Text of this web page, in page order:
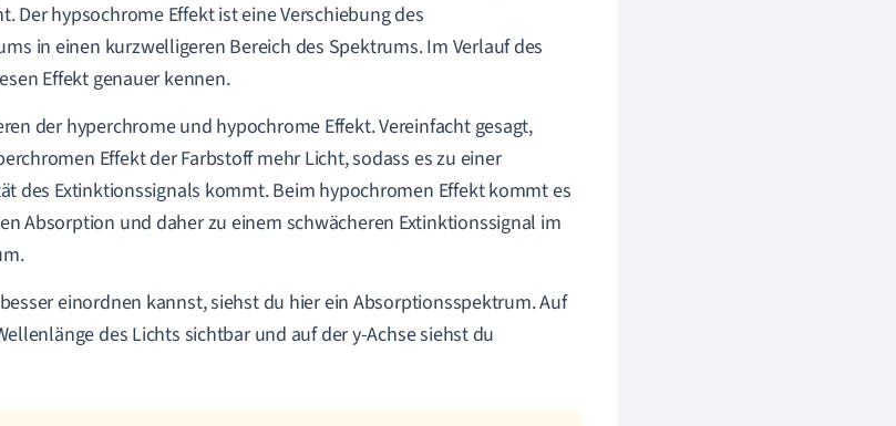
Der hypsochrome Effekt ist eine Verschiebung des
in einen kurzwelligeren Bereich des Spektrums. Im Verlauf des
Effekt genauer kennen.
der hyperchrome und hypochrome Effekt. Vereinfacht gesagt,
Effekt der Farbstoff mehr Licht, sodass es zu einer
des Extinktionssignals kommt. Beim hypochromen Effekt kommt es
Absorption und daher zu einem schwächeren Extinktionssignal im
einordnen kannst, siehst du hier ein Absorptionsspektrum. Auf
des Lichts sichtbar und auf der y-Achse siehst du